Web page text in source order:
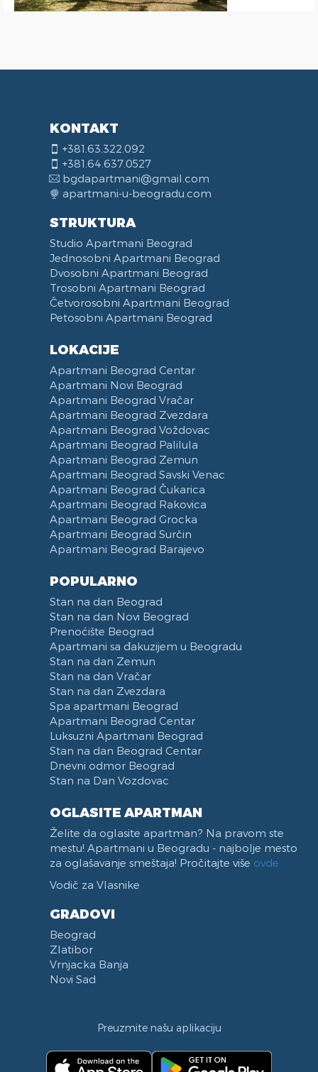
KONTAKT
+381.63.322.092
+381.64.637.0527
bgdapartmani@gmail.com
apartmani-u-beogradu.com
STRUKTURA
Studio Apartmani Beograd
Jednosobni Apartmani Beograd
Dvosobni Apartmani Beograd
Trosobni Apartmani Beograd
Četvorosobni Apartmani Beograd
Petosobni Apartmani Beograd
LOKACIJE
Apartmani Beograd Centar
Apartmani Novi Beograd
Apartmani Beograd Vračar
Apartmani Beograd Zvezdara
Apartmani Beograd Voždovac
Apartmani Beograd Palilula
Apartmani Beograd Zemun
Apartmani Beograd Savski Venac
Apartmani Beograd Čukarica
Apartmani Beograd Rakovica
Apartmani Beograd Grocka
Apartmani Beograd Surčin
Apartmani Beograd Barajevo
POPULARNO
Stan na dan Beograd
Stan na dan Novi Beograd
Prenoćište Beograd
Apartmani sa đakuzijem u Beogradu
Stan na dan Zemun
Stan na dan Vračar
Stan na dan Zvezdara
Spa apartmani Beograd
Apartmani Beograd Centar
Luksuzni Apartmani Beograd
Stan na dan Beograd Centar
Dnevni odmor Beograd
Stan na Dan Vozdovac
OGLASITE APARTMAN
Želite da oglasite apartman? Na pravom ste
mestu! Apartmani u Beogradu - najbolje mesto
za oglašavanje smeštaja! Pročitajte više ovde
Vodič za Vlasnike
GRADOVI
Beograd
Zlatibor
Vrnjacka Banja
Novi Sad
Preuzmite našu aplikaciju